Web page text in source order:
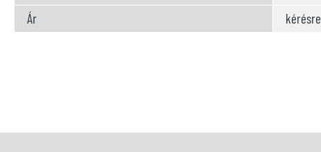
Ár
kérésre